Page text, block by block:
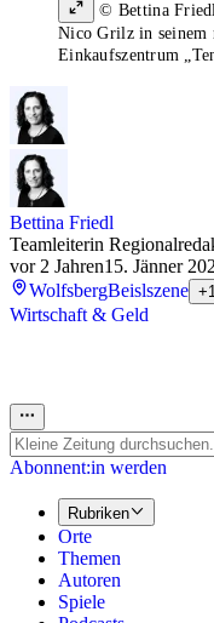
© Bettina
Nico Grilz in seinem
Einkaufszentrum
Bettina Friedl
Teamleiterin
vor 2 Jahren15. Jänner
WolfsbergBeislszene
Wirtschaft & Geld
Abonnent:in werden
Rubriken
Orte
Themen
Autoren
Spiele